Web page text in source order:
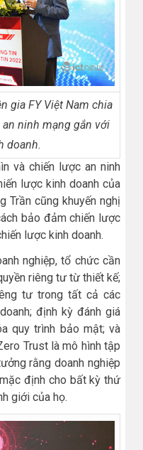
gia FY Việt Nam chia
ninh mạng gắn với
doanh.
và chiến lược an ninh
lược kinh doanh của
Trần cũng khuyến nghị
bảo đảm chiến lược
lược kinh doanh.
nghiệp, tổ chức cần
riêng tư từ thiết kế;
tư trong tất cả các
định kỳ đánh giá
quy trình bảo mật; và
Trust là mô hình tập
rằng doanh nghiệp
định cho bất kỳ thứ
giới của họ.